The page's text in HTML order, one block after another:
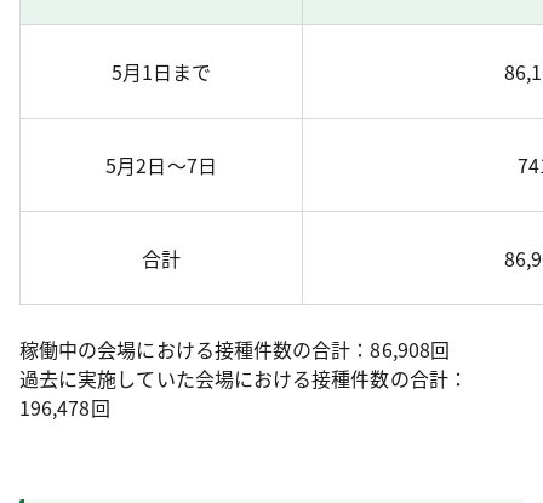
5月1日まで
5月2日～7日
合計
稼働中の会場における接種件数の合計：86,908回
過去に実施していた会場における接種件数の合計：
196,478回